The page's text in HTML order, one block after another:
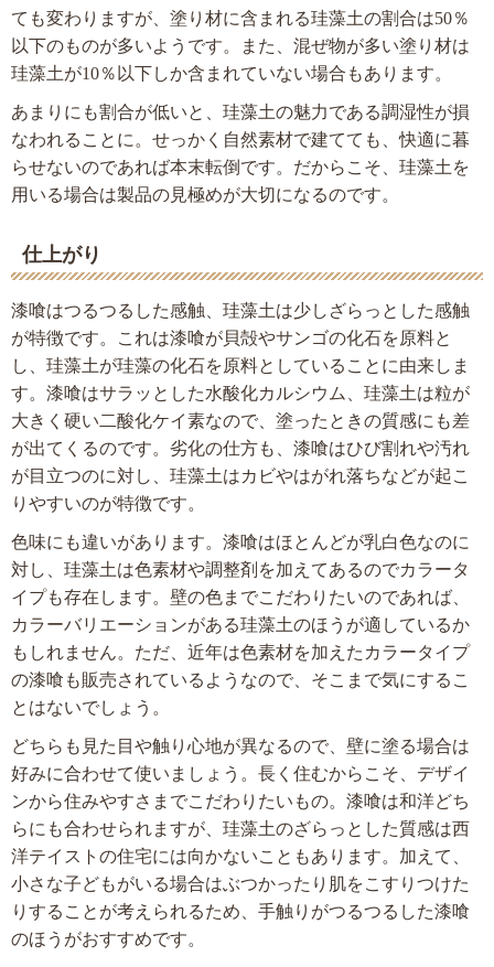
ても変わりますが、塗り材に含まれる珪藻土の割合は50％
以下のものが多いようです。また、混ぜ物が多い塗り材は
珪藻土が10％以下しか含まれていない場合もあります。
あまりにも割合が低いと、珪藻土の魅力である調湿性が損
なわれることに。せっかく自然素材で建てても、快適に暮
らせないのであれば本末転倒です。だからこそ、珪藻土を
用いる場合は製品の見極めが大切になるのです。
仕上がり
漆喰はつるつるした感触、珪藻土は少しざらっとした感触
が特徴です。これは漆喰が貝殻やサンゴの化石を原料と
し、珪藻土が珪藻の化石を原料としていることに由来しま
す。漆喰はサラッとした水酸化カルシウム、珪藻土は粒が
大きく硬い二酸化ケイ素なので、塗ったときの質感にも差
が出てくるのです。劣化の仕方も、漆喰はひび割れや汚れ
が目立つのに対し、珪藻土はカビやはがれ落ちなどが起こ
りやすいのが特徴です。
色味にも違いがあります。漆喰はほとんどが乳白色なのに
対し、珪藻土は色素材や調整剤を加えてあるのでカラータ
イプも存在します。壁の色までこだわりたいのであれば、
カラーバリエーションがある珪藻土のほうが適しているか
もしれません。ただ、近年は色素材を加えたカラータイプ
の漆喰も販売されているようなので、そこまで気にするこ
とはないでしょう。
どちらも見た目や触り心地が異なるので、壁に塗る場合は
好みに合わせて使いましょう。長く住むからこそ、デザイ
ンから住みやすさまでこだわりたいもの。漆喰は和洋どち
らにも合わせられますが、珪藻土のざらっとした質感は西
洋テイストの住宅には向かないこともあります。加えて、
小さな子どもがいる場合はぶつかったり肌をこすりつけた
りすることが考えられるため、手触りがつるつるした漆喰
のほうがおすすめです。